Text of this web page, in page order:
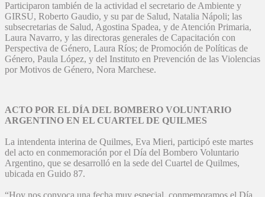
Participaron también de la actividad el secretario de Ambiente y
GIRSU, Roberto Gaudio, y su par de Salud, Natalia Nápoli; las
subsecretarias de Salud, Agostina Spadea, y de Atención Primaria,
Laura Navarro, y las directoras generales de Capacitación con
Perspectiva de Género, Laura Ríos; de Promoción de Políticas de
Género, Paula López, y del Instituto en Prevención de las Violencias
por Motivos de Género, Nora Marchese.
ACTO POR EL DÍA DEL BOMBERO VOLUNTARIO
ARGENTINO EN EL CUARTEL DE QUILMES
La intendenta interina de Quilmes, Eva Mieri, participó este martes
del acto en conmemoración por el Día del Bombero Voluntario
Argentino, que se desarrolló en la sede del Cuartel de Quilmes,
ubicada en Guido 87.